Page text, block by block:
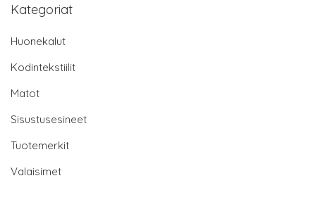
Kategoriat
Huonekalut
Kodintekstiilit
Matot
Sisustusesineet
Tuotemerkit
Valaisimet